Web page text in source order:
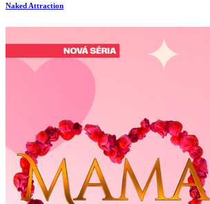
Naked Attraction